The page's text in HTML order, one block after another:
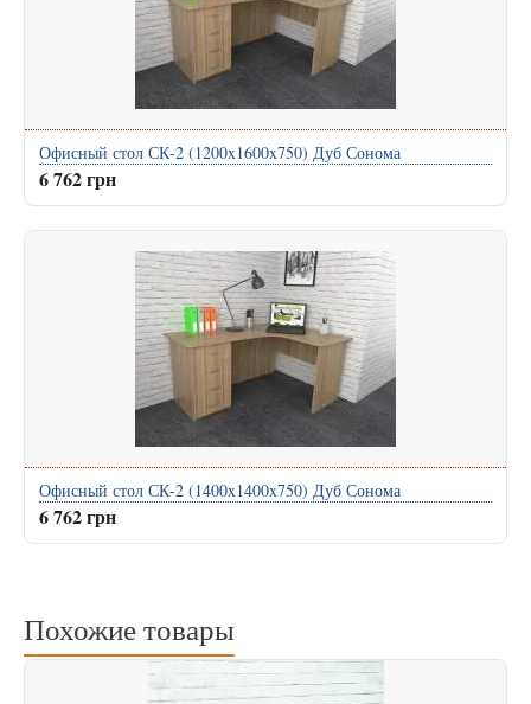
Офисный стол СК-2 (1200x1600x750) Дуб Сонома
6 762 грн
Офисный стол СК-2 (1400x1400x750) Дуб Сонома
6 762 грн
Похожие товары